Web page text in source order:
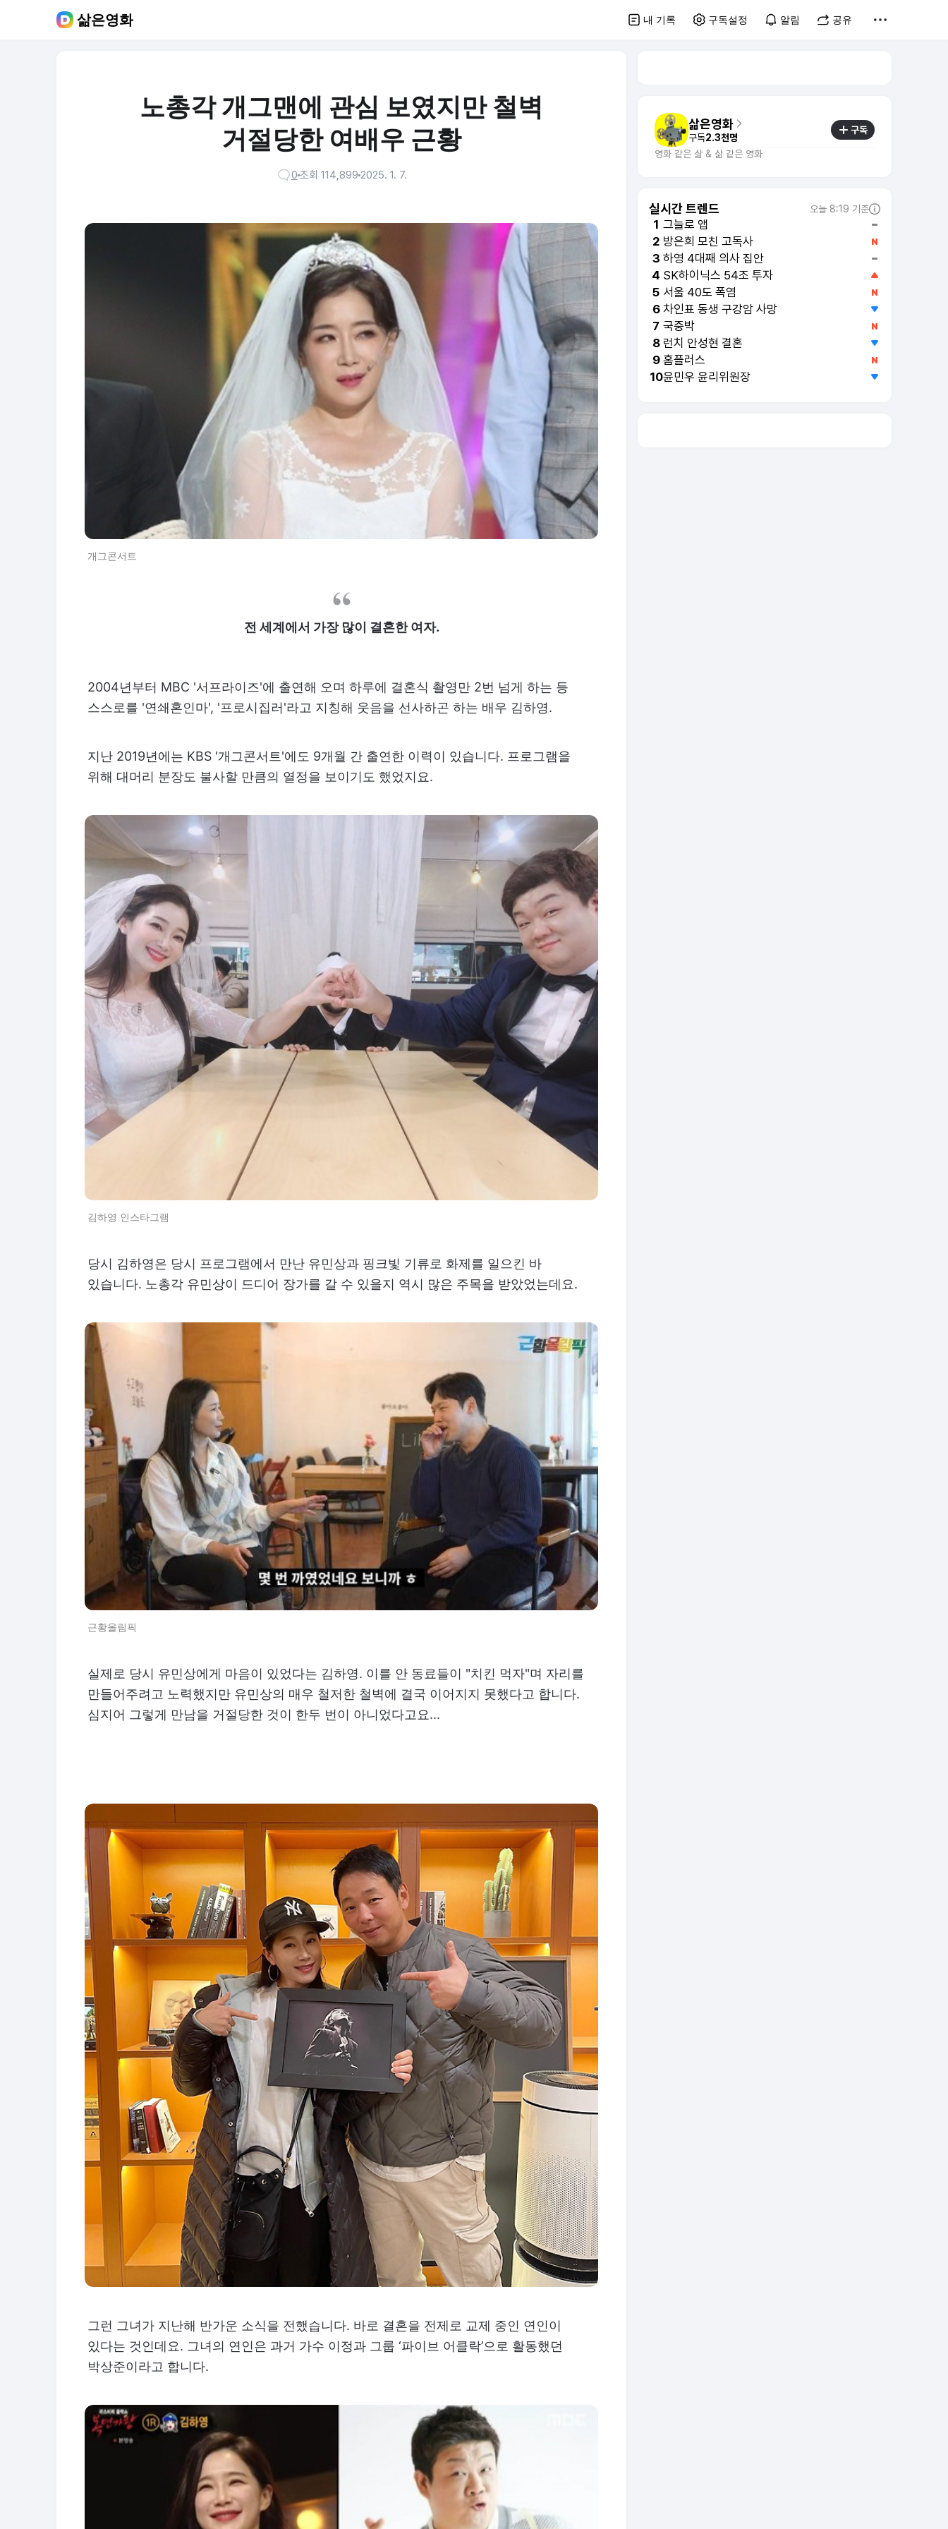
삶은영화 내 기록 구독설정 알림 공유
노총각 개그맨에 관심 보였지만 철벽
거절당한 여배우 근황
0조회 114,8992025. 1. 7.
개그콘서트
전 세계에서 가장 많이 결혼한 여자.
2004년부터 MBC '서프라이즈'에 출연해 오며 하루에 결혼식 촬영만 2번 넘게 하는 등
스스로를 '연쇄혼인마', '프로시집러'라고 지칭해 웃음을 선사하곤 하는 배우 김하영.
지난 2019년에는 KBS '개그콘서트'에도 9개월 간 출연한 이력이 있습니다. 프로그램을
위해 대머리 분장도 불사할 만큼의 열정을 보이기도 했었지요.
김하영 인스타그램
당시 김하영은 당시 프로그램에서 만난 유민상과 핑크빛 기류로 화제를 일으킨 바
있습니다. 노총각 유민상이 드디어 장가를 갈 수 있을지 역시 많은 주목을 받았었는데요.
근황올림픽
실제로 당시 유민상에게 마음이 있었다는 김하영. 이를 안 동료들이 "치킨 먹자"며 자리를
만들어주려고 노력했지만 유민상의 매우 철저한 철벽에 결국 이어지지 못했다고 합니다.
심지어 그렇게 만남을 거절당한 것이 한두 번이 아니었다고요...
그런 그녀가 지난해 반가운 소식을 전했습니다. 바로 결혼을 전제로 교제 중인 연인이
있다는 것인데요. 그녀의 연인은 과거 가수 이정과 그룹 ‘파이브 어클락’으로 활동했던
박상준이라고 합니다.
삶은영화
구독2.3천명
구독
영화 같은 삶 & 삶 같은 영화
실시간 트렌드 오늘 8:19 기준
1 그늘로 앱
2 방은희 모친 고독사
3 하영 4대째 의사 집안
4 SK하이닉스 54조 투자
5 서울 40도 폭염
6 차인표 동생 구강암 사망
7 국중박
8 런치 안성현 결혼
9 홈플러스
10윤민우 윤리위원장